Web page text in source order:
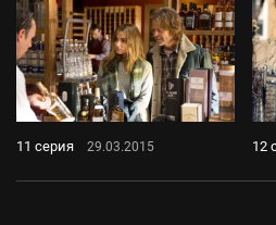
11 серия 29.03.2015 12